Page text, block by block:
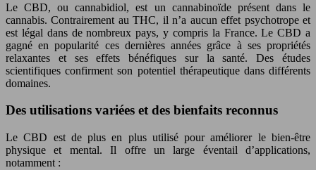
Le CBD, ou cannabidiol, est un cannabinoïde présent dans le
cannabis. Contrairement au THC, il n’a aucun effet psychotrope et
est légal dans de nombreux pays, y compris la France. Le CBD a
gagné en popularité ces dernières années grâce à ses propriétés
relaxantes et ses effets bénéfiques sur la santé. Des études
scientifiques confirment son potentiel thérapeutique dans différents
domaines.
Des utilisations variées et des bienfaits reconnus
Le CBD est de plus en plus utilisé pour améliorer le bien-être
physique et mental. Il offre un large éventail d’applications,
notamment :